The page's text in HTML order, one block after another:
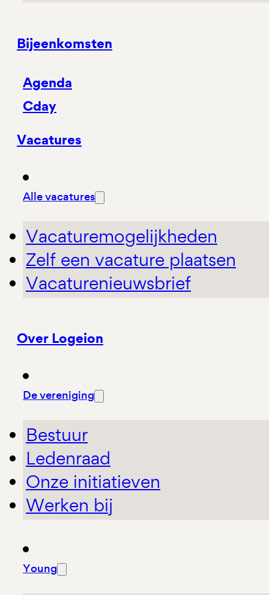
Bijeenkomsten
Agenda
Cday
Vacatures
Alle vacatures
Vacaturemogelijkheden
Zelf een vacature plaatsen
Vacaturenieuwsbrief
Over Logeion
De vereniging
Bestuur
Ledenraad
Onze initiatieven
Werken bij
Young